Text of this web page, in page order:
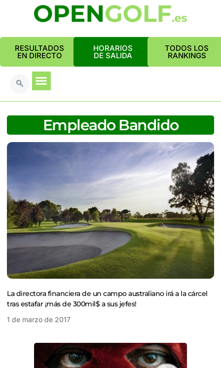
RESULTADOS
EN DIRECTO
HORARIOS
DE SALIDA
TODOS LOS
RANKINGS
Empleado Bandido
La directora financiera de un campo australiano irá a la cárcel
tras estafar ¡más de 300mil$ a sus jefes!
1 de marzo de 2017